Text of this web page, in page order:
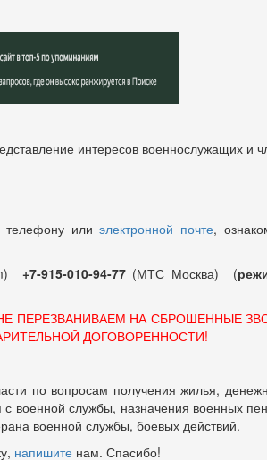
интересов военнослужащих и
телефону илиэлектронной почте,
+7-915-010-94-77 (МТС Москва) (
ПЕРЕЗВАНИВАЕМ НА СБРОШЕННЫЕ
ДОГОВОРЕННОСТИ!
по вопросам получения жилья,
службы, назначения военных
военной службы, боевых действий.
напишите нам. Спасибо!